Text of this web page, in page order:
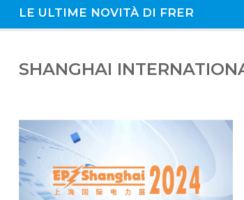
LE ULTIME NOVITÀ DI FRER
SHANGHAI